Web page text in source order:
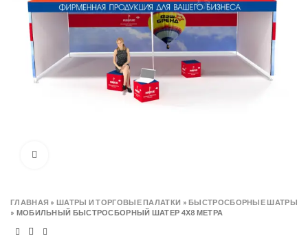
ГЛАВНАЯ »​ШАТРЫ И ТОРГОВЫЕ ПАЛАТКИ »БЫСТРОСБОРНЫЕ ШАТРЫ
» МОБИЛЬНЫЙ БЫСТРОСБОРНЫЙ ШАТЕР 4Х8 МЕТРА